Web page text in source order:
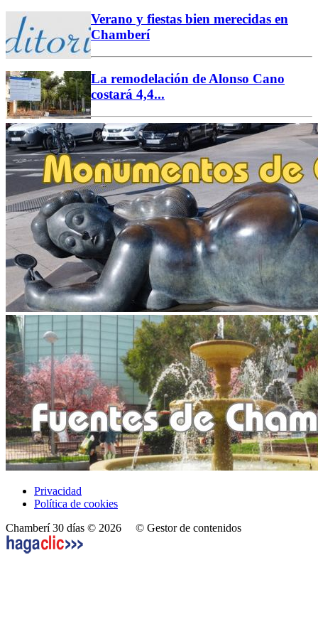
Verano y fiestas bien merecidas en
Chamberí
La remodelación de Alonso Cano
costará 4,4...
Privacidad
Política de cookies
Chamberí 30 días © 2026 © Gestor de contenidos